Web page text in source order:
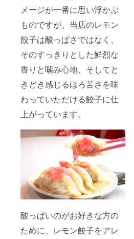
メージが一番に思い浮かぶ
ものですが、当店のレモン
餃子は酸っぱさではなく、
そのすっきりとした鮮烈な
香りと噛み心地、そしてと
きどき感じるほろ苦さを味
わっていただける餃子に仕
上がっています。
酸っぱいのがお好きな方の
ために、レモン餃子をアレ